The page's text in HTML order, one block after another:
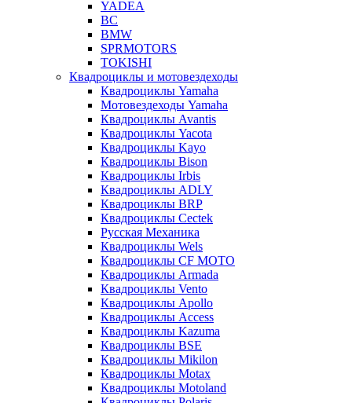
YADEA
BC
BMW
SPRMOTORS
TOKISHI
Квадроциклы и мотовездеходы
Квадроциклы Yamaha
Мотовездеходы Yamaha
Квадроциклы Avantis
Квадроциклы Yacota
Квадроциклы Kayo
Квадроциклы Bison
Квадроциклы Irbis
Квадроциклы ADLY
Квадроциклы BRP
Квадроциклы Cectek
Русская Механика
Квадроциклы Wels
Квадроциклы CF MOTO
Квадроциклы Armada
Квадроциклы Vento
Квадроциклы Apollo
Квадроциклы Access
Квадроциклы Kazuma
Квадроциклы BSE
Квадроциклы Mikilon
Квадроциклы Motax
Квадроциклы Motoland